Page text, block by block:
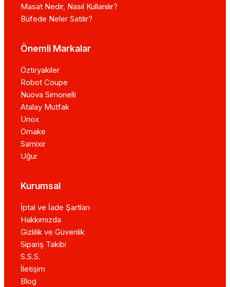
Masat Nedir, Nasıl Kullanılır?
Büfede Neler Satılır?
Önemli Markalar
Öztiryakiler
Robot Coupe
Nuova Simonelli
Atalay Mutfak
Unox
Omake
Samixir
Uğur
Kurumsal
İptal ve İade Şartları
Hakkımızda
Gizlilik ve Güvenlik
Sipariş Takibi
S.S.S.
İletişim
Blog